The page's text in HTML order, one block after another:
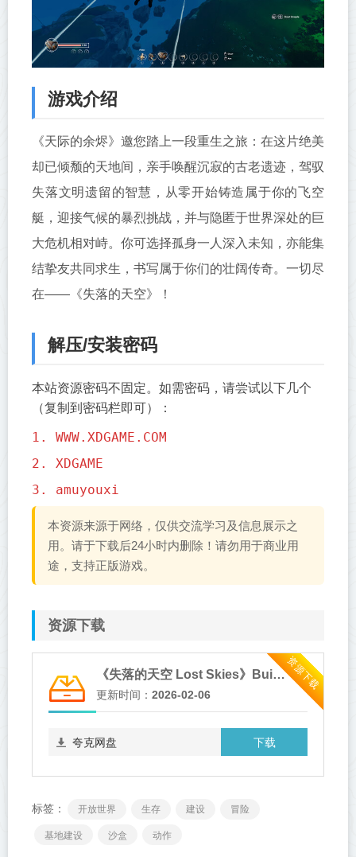
游戏介绍
《天际的余烬》邀您踏上一段重生之旅：在这片绝美
却已倾颓的天地间，亲手唤醒沉寂的古老遗迹，驾驭
失落文明遗留的智慧，从零开始铸造属于你的飞空
艇，迎接气候的暴烈挑战，并与隐匿于世界深处的巨
大危机相对峙。你可选择孤身一人深入未知，亦能集
结挚友共同求生，书写属于你们的壮阔传奇。一切尽
在——《失落的天空》！
解压/安装密码
本站资源密码不固定。如需密码，请尝试以下几个
（复制到密码栏即可）：
1. WWW.XDGAME.COM
2. XDGAME
3. amuyouxi
本资源来源于网络，仅供交流学习及信息展示之
用。请于下载后24小时内删除！请勿用于商业用
途，支持正版游戏。
资源下载
资源下载
《失落的天空 Lost Skies》Build.20984397-全DLC【单机+联机】
更新时间： 2026-02-06
下载
夸克网盘
标签： 开放世界 生存 建设
冒险
基地建设
沙盒 动作